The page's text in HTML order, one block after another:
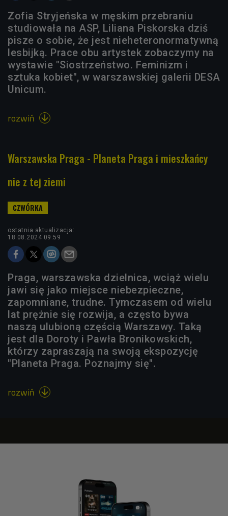
Zofia Stryjeńska w męskim przebraniu
studiowała na ASP, Liliana Piskorska dziś
pisze o sobie, że jest nieheteronormatywną
lesbijką. Prace obu artystek zobaczymy na
wystawie "Siostrzeństwo. Feminizm i
sztuka kobiet", w warszawskiej galerii DESA
Unicum.
rozwiń 
Warszawska Praga - Planeta Praga i mieszkańcy
nie z tej ziemi
ostatnia aktualizacja:
18.08.2024 09:59
Praga, warszawska dzielnica, wciąż wielu
jawi się jako miejsce niebezpieczne,
zapomniane, trudne. Tymczasem od wielu
lat prężnie się rozwija, a często bywa
naszą ulubioną częścią Warszawy. Taką
jest dla Doroty i Pawła Bronikowskich,
którzy zapraszają na swoją ekspozycję
"Planeta Praga. Poznajmy się".
rozwiń 